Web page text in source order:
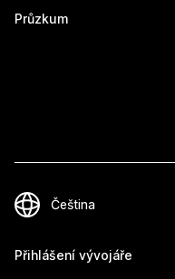
Průzkum
Přihlášení vývojáře